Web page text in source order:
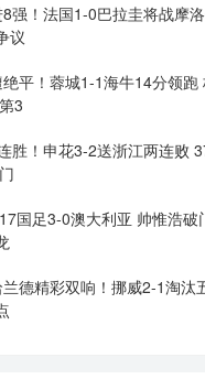
8强！法国1-0巴拉圭将战摩
议
绝平！蓉城1-1海牛14分领
3
胜！申花3-2送浙江两连败
国足3-0澳大利亚 帅惟浩
兰德精彩双响！挪威2-1淘汰